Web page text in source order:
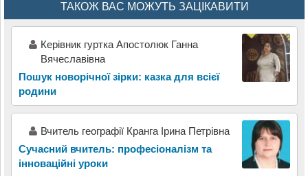
ТАКОЖ ВАС МОЖУТЬ ЗАЦІКАВИТИ
Керівник гуртка Апостолюк Ганна
Вячеславівна
Пошук новорічної зірки: казка для всієї
родини
Вчитель географії Кранга Ірина Петрівна
Сучасний вчитель: професіоналізм та
інноваційні уроки